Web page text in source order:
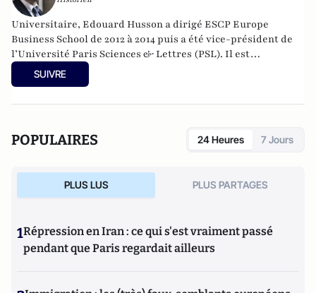
Universitaire, Edouard Husson a dirigé ESCP Europe
Business School de 2012 à 2014puis a été vice-président de
l’Université Paris Sciences & Lettres (PSL). Il est
actuellement professeur à l’Institut Franco-Allemand
d’Etudes Européennes (à l’Université de Cergy-Pontoise).
d’ouvrages et de nombreux articles sur l’histoire de
mondialisations, l’histoire de la monnaie, l’histoire du
nazisme et des autres violences de masse au XXème siècle
ou l’histoire des relations internationales et des conflits
Benjamin Disraëli.
SUIVRE
POPULAIRES 24 Heures 7 Jours
PLUS LUS PLUS PARTAGES
1Répression en Iran : ce qui s'est vraiment passé
pendant que Paris regardait ailleurs